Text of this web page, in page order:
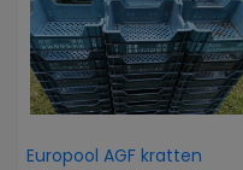
Europool AGF kratten